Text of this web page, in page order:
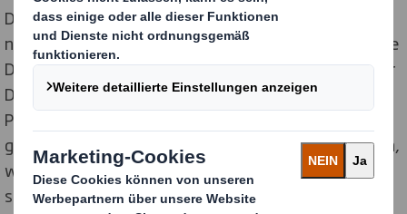
Die bei DS Smith in Glinde installierte Maschine druckt
nahezu in Offsetqualität und kann auch anspruchsvolle
Druckmotive und Designs hervorragend umsetzen. Der
Druck erfolgt mit emissionsarmen, UV-härtenden
Pigmenttinten in CMYK, die speziell für Wellpappe
geeignet sind. Auch diverse Veredelungsmöglichkeiten,
wie die Simulation einer sogenannten Spotlackierung,
sind möglich.